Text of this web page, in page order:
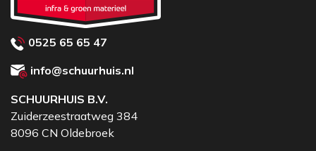
0525 65 65 47
info@schuurhuis.nl
SCHUURHUIS B.V.
Zuiderzeestraatweg 384
8096 CN Oldebroek